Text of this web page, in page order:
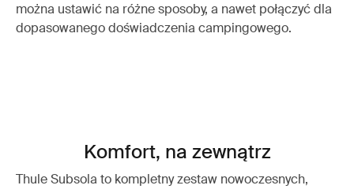
można ustawić na różne sposoby, a nawet połączyć dla
dopasowanego doświadczenia campingowego.
Komfort, na zewnątrz
Thule Subsola to kompletny zestaw nowoczesnych,